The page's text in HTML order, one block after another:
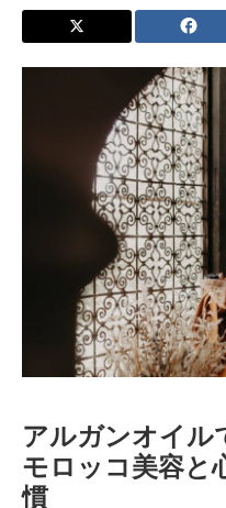
アルガンオイル
モロッコ美容と
慣